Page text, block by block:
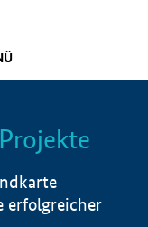
Info
erfolgreicher